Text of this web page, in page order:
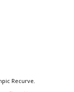
Recurve,